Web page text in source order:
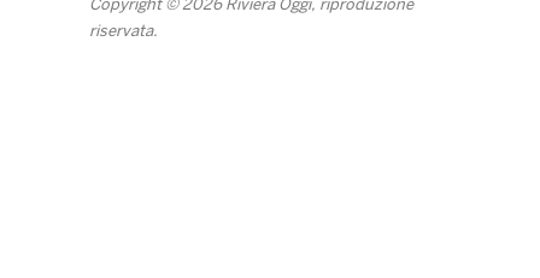
Copyright © 2026 Riviera Oggi, riproduzione
riservata.